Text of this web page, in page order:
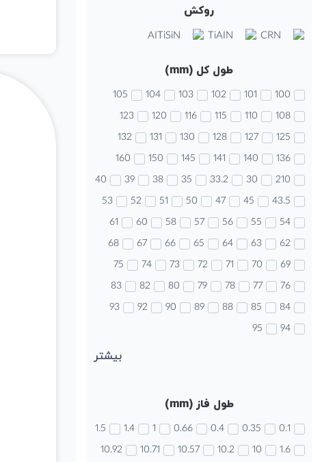
روکش
CRN
TiAIN
AITiSiN
طول کل (mm)
100
101
102
103
104
105
108
110
115
116
120
123
125
127
128
130
131
132
136
140
141
145
150
160
210
30
33.2
35
38
39
40
43.5
45
47
50
51
52
53
54
55
56
57
58
60
61
62
63
64
65
66
67
68
69
70
71
72
73
74
75
76
77
78
79
80
82
83
84
85
88
89
90
92
93
94
95
بیشتر
طول فاز (mm)
0.1
0.35
0.4
0.66
1
1.4
1.5
1.6
10
10.2
10.57
10.71
10.92